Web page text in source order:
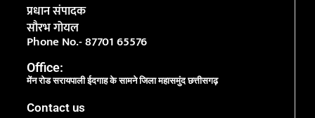
प्रधान संपादक
सौरभ गोयल
Phone No.- 87701 65576
Office:
मेंन रोड सरायपाली ईदगाह के सामने जिला महासमुंद छत्तीसगढ़
Contact us